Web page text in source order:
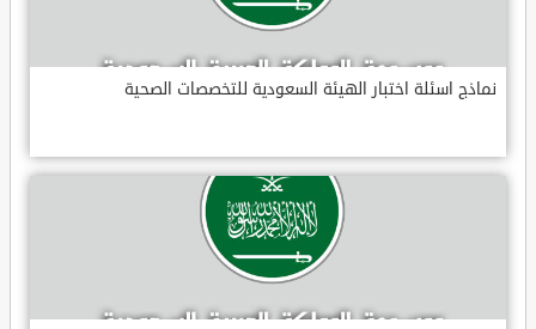
نماذج اسئلة اختبار الهيئة السعودية للتخصصات الصحية